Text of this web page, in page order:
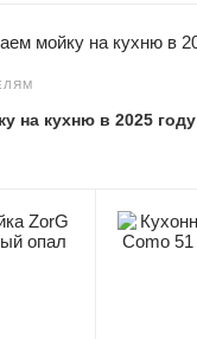
на кухню в 2025 году